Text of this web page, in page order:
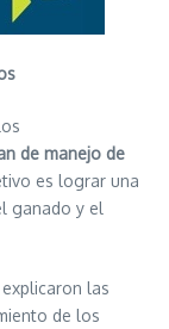
de manejo de
es lograr una
ganado y el
las
de los